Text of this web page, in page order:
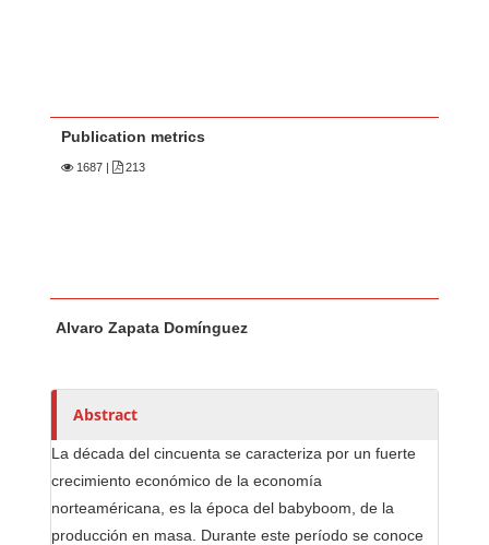
Publication metrics
1687 | 213
u
h
r
s
Alvaro Zapata Domínguez
Abstract
La década del cincuenta se caracteriza por un fuerte
crecimiento económico de la economía
norteaméricana, es la época del babyboom, de la
producción en masa. Durante este período se conoce